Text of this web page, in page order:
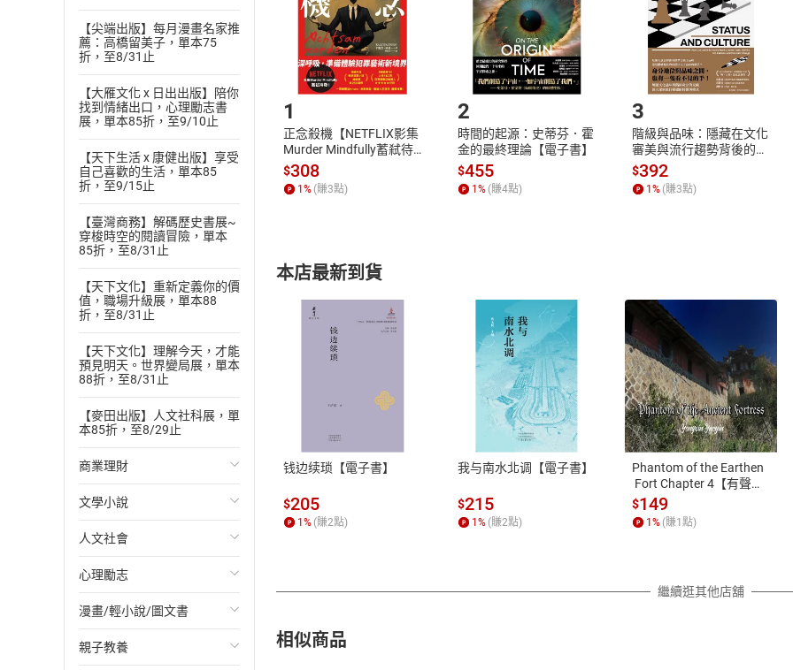
【尖端出版】每月漫畫名家推
薦：高橋留美子，單本75
折，至8/31止
【大雁文化 x 日出出版】陪你
找到情緒出口，心理勵志書
展，單本85折，至9/10止
【天下生活 x 康健出版】享受
自己喜歡的生活，單本85
折，至9/15止
【臺灣商務】解碼歷史書展~
穿梭時空的閱讀冒險，單本
85折，至8/31止
【天下文化】重新定義你的價
值，職場升級展，單本88
折，至8/31止
【天下文化】理解今天，才能
預見明天。世界變局展，單本
88折，至8/31止
【麥田出版】人文社科展，單
本85折，至8/29止
商業理財
投資理財
經濟/趨勢
財務/金融
管理/領導
職場工作術
文學小說
歐美文學
日本文學
韓國文學
華文文學
人文社會
國際關係
政治
社會科學
心理勵志
心靈成長/情緒
人際關係
漫畫/輕小說/圖文書
輕小說
親子教養
請注意，樂天市場須以整筆訂單為單位進行取消/退貨，恕無法以單支商品取
購書後，如何開始使用？
Step1.選擇閱讀載具 Step2.登入
付款方式
ATM轉帳、信用卡、LINE PAY、AFTEE
退換貨規範
本店是否提供消費者保護法七日猶
之權利，遽消費者保護法及通訊交
除權合理例外情事適用準則，依商
質各有不同規定。詳細退換貨說明
照各商品說明。
1
正念殺機【NETFLIX影集
Murder Mindfully蓄弒待
發】【電子書】
$308
1% (賺3點)
2
時間的起源：史蒂芬．霍
金的最終理論【電子書】
$455
1% (賺4點)
3
階級與品味：隱藏在文化
審美與流行趨勢背後的地
位渴望【電子書】
$392
1% (賺3點)
本店最新到貨
钱边续琐【電子書】
$205
1 % (賺2點)
我与南水北调【電子書】
$215
1 % (賺2點)
Phantom of the Earthen
Fort Chapter 4【有聲
書】
$149
1 % (賺1 點)
繼續逛其他店舖
相似商品